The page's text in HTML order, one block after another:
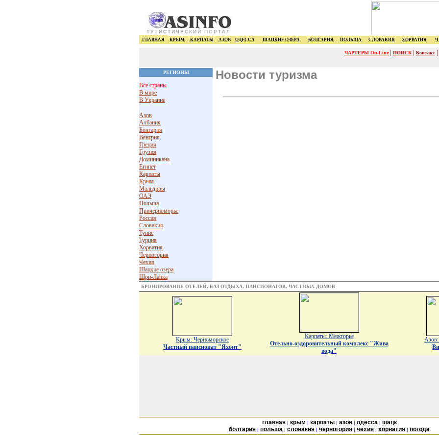
ТУРИСТИЧЕСКИЙ ПОРТАЛ
ГЛАВНАЯ КРЫМ КАРПАТЫ АЗОВ ОДЕССА ШАЦКИЕ ОЗЕРА БОЛГАРИЯ ПОЛЬША СЛОВАКИЯ ХОРВАТИЯ
ЧАРТЕРЫ On-Line| ПОИСК | Контакт |
РЕГИОНЫ Новости туризма
Все страны
В мире
В Украине
Азов
Албания
Болгария
Венгрия
Греция
Грузия
Доминикана
Египет
Карпаты
Крым
Мальдивы
ОАЭ
Польша
Причерноморье
Россия
Словакия
Тунис
Турция
Хорватия
Черногория
Чехия
Шацкие озера
Шри-Ланка
БРОНИРОВАНИЕ ОТЕЛЕЙ, БАЗ ОТДЫХА, ПАНСИОНАТОВ, ЧАСТНЫХ ДОМОВ
Крым: Черноморское
Частный пансионат "Яхонт"
Карпаты: Межгорье
Отельно-оздоровительный комплекс "Жива
вода"
Азов:
главная| крым | карпаты| азов| одесса | шацк
болгария | польша | словакия | черногория | чехия | хорватия | погода